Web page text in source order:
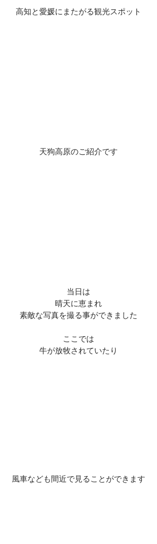
高知と愛媛にまたがる観光スポット
天狗高原のご紹介です
当日は
晴天に恵まれ
素敵な写真を撮る事ができました
ここでは
牛が放牧されていたり
風車なども間近で見ることができます